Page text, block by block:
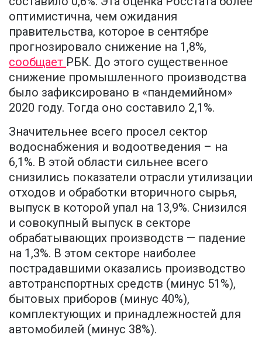
оптимистична, чем ожидания
правительства, которое в сентябре
прогнозировало снижение на 1,8%,
сообщает РБК. До этого существенное
снижение промышленного производства
было зафиксировано в «пандемийном»
2020 году. Тогда оно составило 2,1%.
Значительнее всего просел сектор
водоснабжения и водоотведения – на
6,1%. В этой области сильнее всего
снизились показатели отрасли утилизации
отходов и обработки вторичного сырья,
выпуск в которой упал на 13,9%. Снизился
и совокупный выпуск в секторе
обрабатывающих производств — падение
на 1,3%. В этом секторе наиболее
пострадавшими оказались производство
автотранспортных средств (минус 51%),
бытовых приборов (минус 40%),
комплектующих и принадлежностей для
автомобилей (минус 38%).